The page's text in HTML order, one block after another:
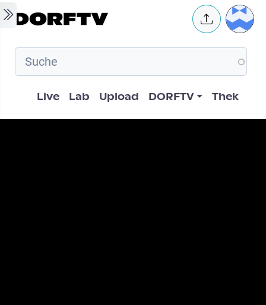
Skip to main content User
Hauptnavigation
Live Lab Upload DORFTV Thek